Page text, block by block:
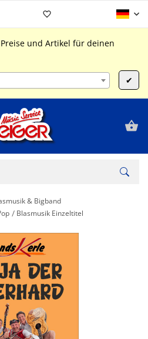
leer
und Artikel für deinen
✔
& Bigband
Blasmusik Einzeltitel